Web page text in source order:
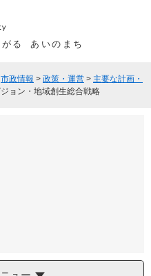
る あいのまち
市政情報 > 政策・運営 > 主要な計画・
ョン・地域創生総合戦略